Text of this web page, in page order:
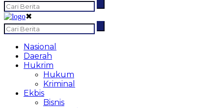
✖
Nasional
Daerah
Hukrim
Hukum
Kriminal
Ekbis
Bisnis